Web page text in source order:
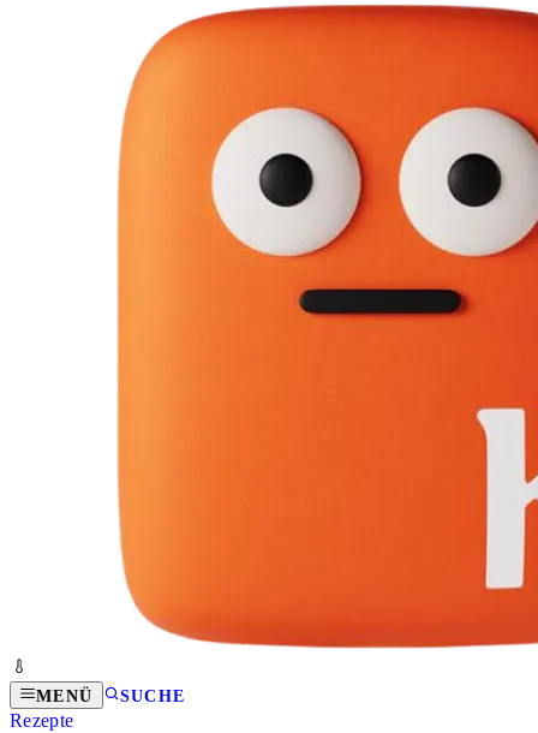
MENÜ SUCHE
Rezepte